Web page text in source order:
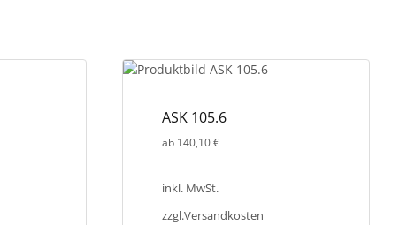
ASK 105.6
ab 140,10€
inkl. MwSt.
zzgl.Versandkosten